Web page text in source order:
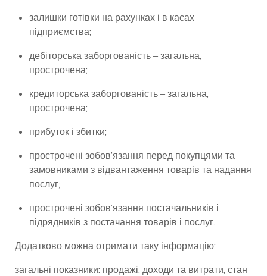
залишки готівки на рахунках і в касах
підприємства;
дебіторська заборгованість – загальна,
прострочена;
кредиторська заборгованість – загальна,
прострочена;
прибуток і збитки;
прострочені зобов’язання перед покупцями та
замовниками з відвантаження товарів та надання
послуг;
прострочені зобов’язання постачальників і
підрядників з постачання товарів і послуг.
Додатково можна отримати таку інформацію:
загальні показники: продажі, доходи та витрати, стан